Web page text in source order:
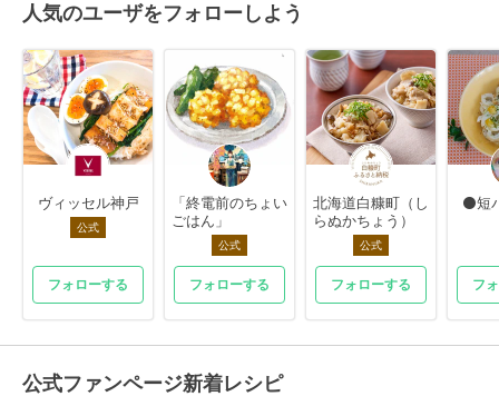
人気のユーザをフォローしよう
ヴィッセル神戸
公式
フォローする
「終電前のちょい
ごはん」
公式
フォローする
北海道白糠町（し
らぬかちょう）
公式
フォローする
⚫短
フ
公式ファンページ新着レシピ